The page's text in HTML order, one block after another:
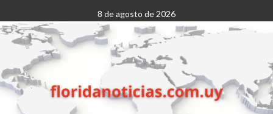
al
contenido
8 de agosto de 2026